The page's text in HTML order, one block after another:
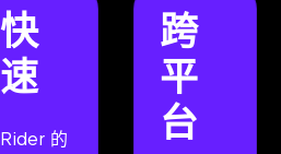
快
速
Rider 的
跨
平
台